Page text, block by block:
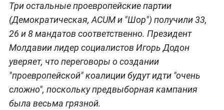
Три остальные проевропейские партии
(Демократическая, ACUM и "Шор") получили 33,
26 и 8 мандатов соответственно. Президент
Молдавии лидер социалистов Игорь Додон
уверяет, что переговоры о создании
"проевропейской" коалиции будут идти "очень
сложно", поскольку предвыборная кампания
была весьма грязной.